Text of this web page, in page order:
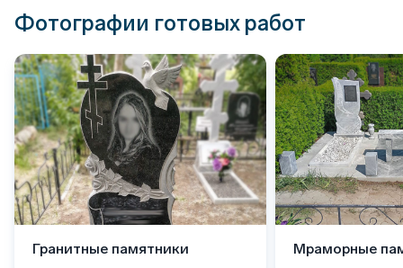
Фотографии готовых работ
Гранитные памятники Мраморные